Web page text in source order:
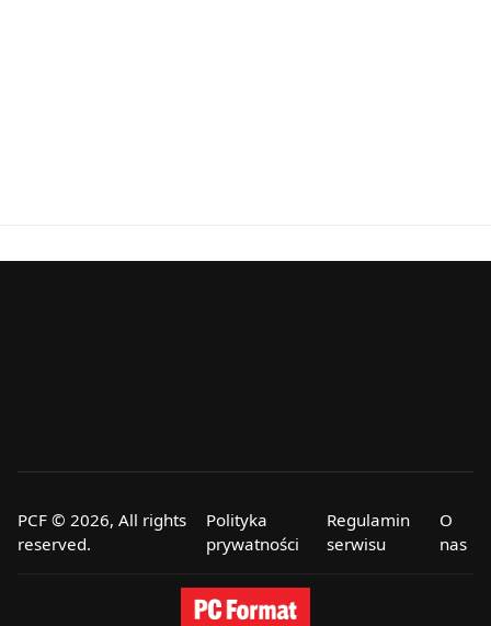
PCF © 2026, All rights
reserved.
Polityka
prywatności
Regulamin
serwisu
O
nas